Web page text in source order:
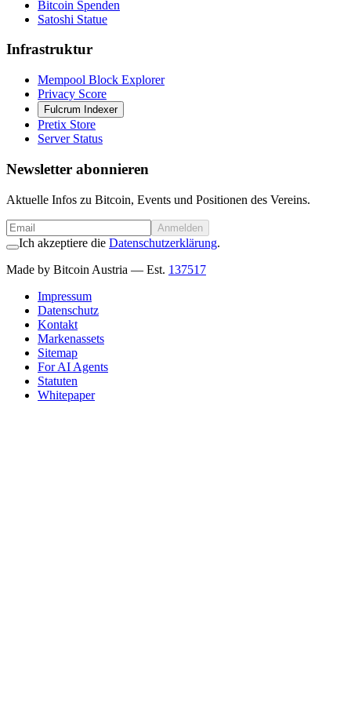
Bitcoin Spenden
Satoshi Statue
Infrastruktur
Mempool Block Explorer
Privacy Score
Fulcrum Indexer
Pretix Store
Server Status
Newsletter abonnieren
Aktuelle Infos zu Bitcoin, Events und Positionen des Vereins.
Anmelden
Ich akzeptiere die Datenschutzerklärung.
Made by Bitcoin Austria — Est. 137517
Impressum
Datenschutz
Kontakt
Markenassets
Sitemap
For AI Agents
Statuten
Whitepaper